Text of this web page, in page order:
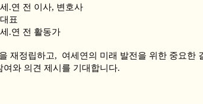
.연 전 이사, 변호사
표
.연 전 활동가
재정립하고, 여세연의 미래 발전을 위한 중요한
와 의견 제시를 기대합니다.